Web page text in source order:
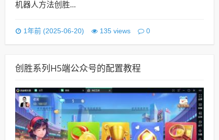
机器人方法创胜...
1年前 (2025-06-20) 135 views 0
创胜系列H5端公众号的配置教程